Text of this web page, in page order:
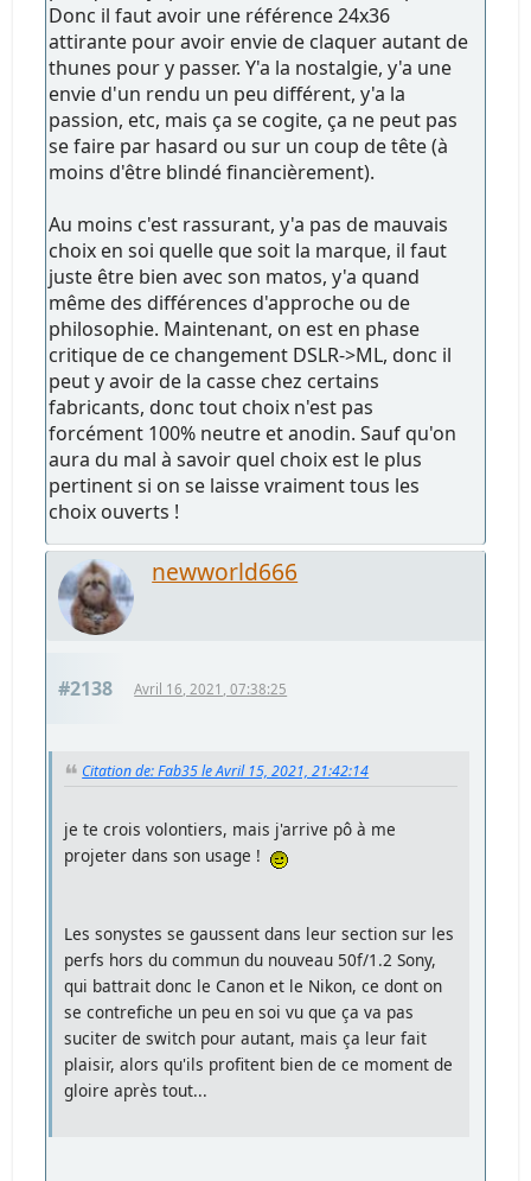
Donc il faut avoir une référence 24x36
attirante pour avoir envie de claquer autant de
thunes pour y passer. Y'a la nostalgie, y'a une
envie d'un rendu un peu différent, y'a la
passion, etc, mais ça se cogite, ça ne peut pas
se faire par hasard ou sur un coup de tête (à
moins d'être blindé financièrement).
Au moins c'est rassurant, y'a pas de mauvais
choix en soi quelle que soit la marque, il faut
juste être bien avec son matos, y'a quand
même des différences d'approche ou de
philosophie. Maintenant, on est en phase
critique de ce changement DSLR->ML, donc il
peut y avoir de la casse chez certains
fabricants, donc tout choix n'est pas
forcément 100% neutre et anodin. Sauf qu'on
aura du mal à savoir quel choix est le plus
pertinent si on se laisse vraiment tous les
choix ouverts !
newworld666
#2138 Avril 16, 2021, 07:38:25
Citation de: Fab35 le Avril 15, 2021, 21:42:14
je te crois volontiers, mais j'arrive pô à me
projeter dans son usage !
Les sonystes se gaussent dans leur section sur les
perfs hors du commun du nouveau 50f/1.2 Sony,
qui battrait donc le Canon et le Nikon, ce dont on
se contrefiche un peu en soi vu que ça va pas
suciter de switch pour autant, mais ça leur fait
plaisir, alors qu'ils profitent bien de ce moment de
gloire après tout...